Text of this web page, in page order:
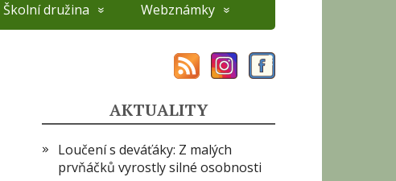
Školní družina Webznámky
AKTUALITY
Loučení s deváťáky: Z malých
prvňáčků vyrostly silné osobnosti